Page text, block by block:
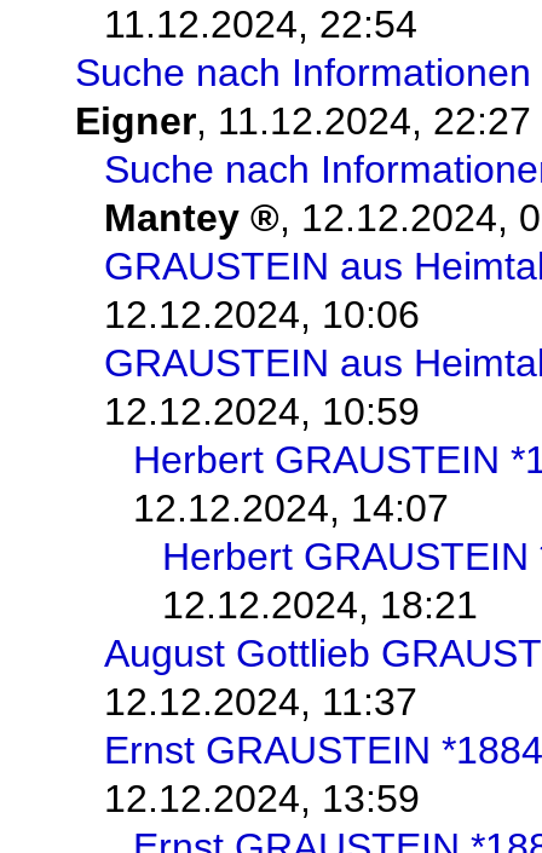
11.12.2024, 22:54
Suche nach
Eigner, 11.12.2024, 22:27
Suche nach
Mantey
, 12.12.2024,
GRAUSTEIN aus
12.12.2024, 10:06
GRAUSTEIN aus
12.12.2024, 10:59
Herbert GRAUSTEIN
12.12.2024, 14:07
Herbert GRAUSTEIN
12.12.2024, 18:21
August Gottlieb
12.12.2024, 11:37
Ernst GRAUSTEIN *1884
12.12.2024, 13:59